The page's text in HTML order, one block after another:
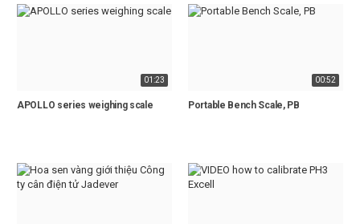
01:23
APOLLO series weighing scale
00:52
Portable Bench Scale, PB